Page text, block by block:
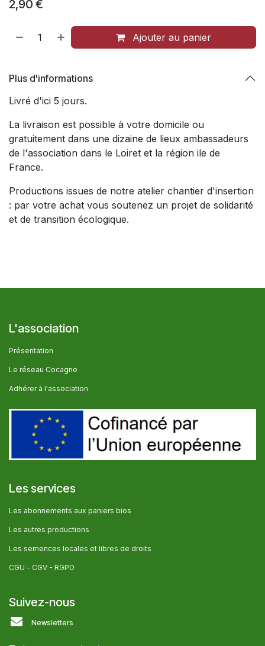
2,90 €
Ajouter au panier
Plus d'informations
Livré d'ici 5 jours.
La livraison est possible à votre domicile ou
gratuitement dans une dizaine de lieux ambassadeurs
de l'association dans le Loiret et la région ile de
France.
Productions issues de notre atelier chantier d'insertion
: par votre achat vous soutenez un projet de solidarité
et de transition écologique.
L'association
Présentation
Le réseau Cocagne
Adhérer à l'association
Les services
Les abonnem​ents aux paniers bios
Les autres producti​ons
Les semences locales et libres de droits
CGU - CGV - RGPD
Suivez-nous
Newsletters